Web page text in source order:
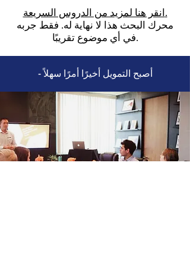
انقر هنا لمزيد من الدروس السريعة.
محرك البحث هذا لا نهاية له. فقط جربه
في أي موضوع تقريبًا.
- أصبح التمويل أخيرًا أمرًا سهلاً